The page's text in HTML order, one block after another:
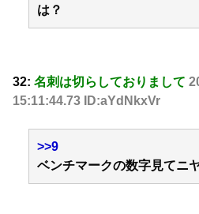
は？
32: 名刺は切らしておりまして
15:11:44.73 ID:aYdNkxVr
>>9
ベンチマークの数字見てニ